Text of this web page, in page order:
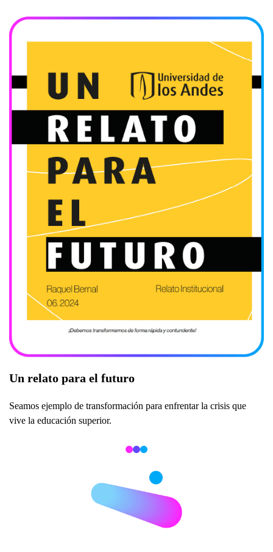
Un relato para el futuro
Seamos ejemplo de transformación para enfrentar la crisis que
vive la educación superior.